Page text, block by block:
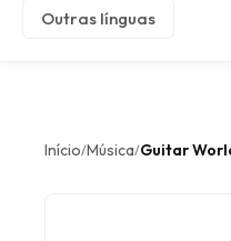
Outras línguas
Início/Música/Guitar